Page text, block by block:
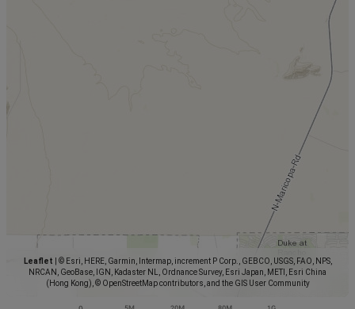
Leaflet
© Esri, HERE, Garmin, Intermap, increment P Corp., GEBCO, USGS, FAO, NPS,
NRCAN, GeoBase, IGN, Kadaster NL, Ordnance Survey, Esri Japan, METI, Esri China
(Hong Kong), © OpenStreetMap contributors, and the GIS User Community